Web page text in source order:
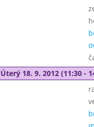
Úterý 18. 9. 2012 (11:30 -